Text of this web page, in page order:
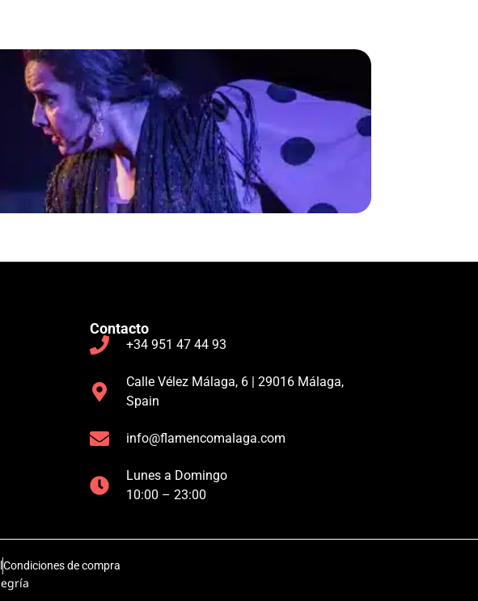
Contacto
+34 951 47 44 93
Calle Vélez Málaga, 6 | 29016 Málaga,
Spain
info@flamencomalaga.com
Lunes a Domingo
10:00 – 23:00
Condiciones de compra